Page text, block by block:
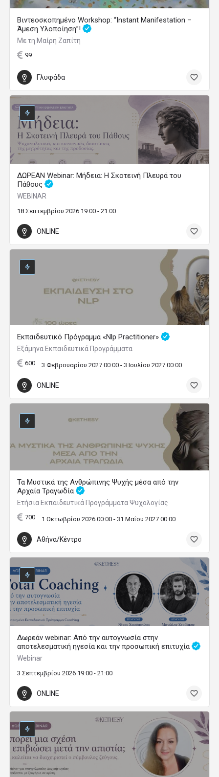
Βιντεοσκοπημένο Workshop: “Instant Manifestation –
Άμεση Υλοποίηση”!
Με τη Μαίρη Ζαπίτη
99
Γλυφάδα
ΔΩΡΕΑΝ Webinar: Μήδεια: Η Σκοτεινή Πλευρά του
Πάθους
WEBINAR
18 Σεπτεμβρίου 2026 19:00 - 21:00
ONLINE
Εκπαιδευτικό Πρόγραμμα «Nlp Practitioner»
Εξάμηνα Εκπαιδευτικά Προγράμματα
600 3 Φεβρουαρίου 2027 00:00 - 3 Ιουλίου 2027 00:00
ONLINE
Τα Μυστικά της Ανθρώπινης Ψυχής μέσα από την
Αρχαία Τραγωδία
Ετήσια Εκπαιδευτικά Προγράμματα Ψυχολογίας
700 1 Οκτωβρίου 2026 00:00 - 31 Μαΐου 2027 00:00
Αθήνα/Κέντρο
Δωρεάν webinar: Από την αυτογνωσία στην
αποτελεσματική ηγεσία και την προσωπική επιτυχία
Webinar
3 Σεπτεμβρίου 2026 19:00 - 21:00
ONLINE